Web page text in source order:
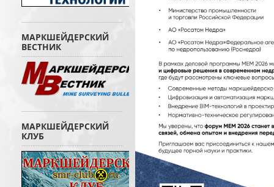
МАРКШЕЙДЕРСКИЙ
ВЕСТНИК
МАРКШЕЙДЕРСКИЙ
КЛУБ